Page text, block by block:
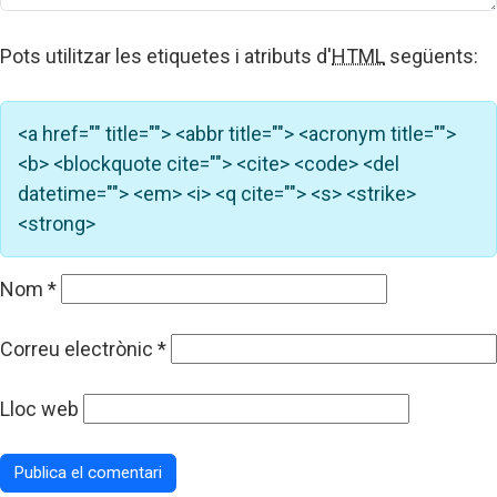
Pots utilitzar les etiquetes i atributs d'HTML següents:
<a href="" title=""> <abbr title=""> <acronym title="">
<b> <blockquote cite=""> <cite> <code> <del
datetime=""> <em> <i> <q cite=""> <s> <strike>
<strong>
Nom *
Correu electrònic *
Lloc web